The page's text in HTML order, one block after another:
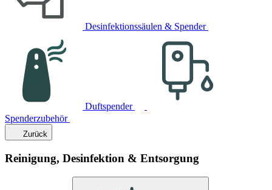
Desinfektionssäulen & Spender
Duftspender
Spenderzubehör
Zurück
Reinigung, Desinfektion & Entsorgung